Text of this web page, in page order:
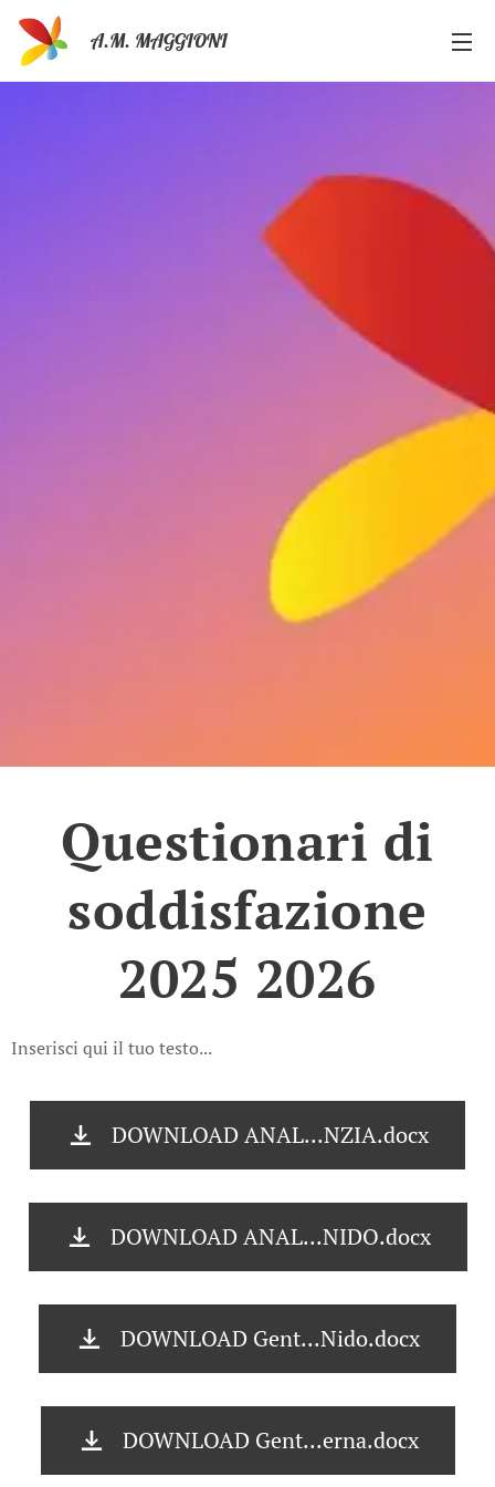
A.M. MAGGIONI
Questionari di
soddisfazione
2025 2026
Inserisci qui il tuo testo...
DOWNLOAD ANAL...NZIA.docx
DOWNLOAD ANAL...NIDO.docx
DOWNLOAD Gent...Nido.docx
DOWNLOAD Gent...erna.docx